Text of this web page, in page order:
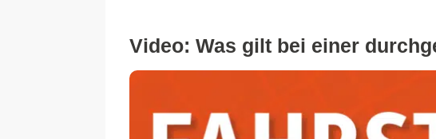
Video: Was gilt bei einer